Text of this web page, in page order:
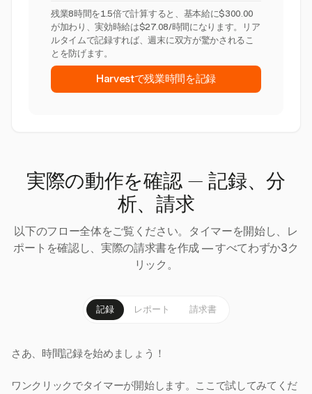
残業8時間を1.5倍で計算すると、基本給に$300.00
が加わり、実効時給は$27.08/時間になります。リア
ルタイムで記録すれば、週末に双方が驚かされるこ
とを防げます。
Harvestで残業時間を記録
実際の動作を確認 — 記録、分
析、請求
以下のフロー全体をご覧ください。タイマーを開始し、レ
ポートを確認し、実際の請求書を作成 — すべてわずか3ク
リック。
記録 レポート 請求書
さあ、時間記録を始めましょう！
ワンクリックでタイマーが開始します。ここで試してみてくだ